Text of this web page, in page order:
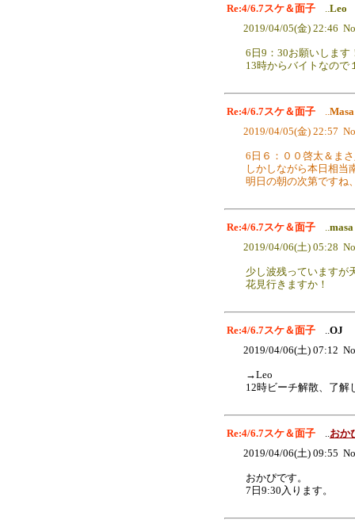
Re:4/6.7スケ＆面子 ..Leo
2019/04/05(金) 22:46
6日9：30お願いします
13時からバイトなので
Re:4/6.7スケ＆面子 ..Masa
2019/04/05(金) 22:57
6日６：００啓太＆ま
しかしながら本日相当
明日の朝の次第ですね
Re:4/6.7スケ＆面子 ..masa
2019/04/06(土) 05:28
少し波残っていますが
花見行きますか！
Re:4/6.7スケ＆面子 ..OJ
2019/04/06(土) 07:12
→Leo
12時ビーチ解散、了解
Re:4/6.7スケ＆面子 ..おか
2019/04/06(土) 09:55
おかぴです。
7日9:30入ります。